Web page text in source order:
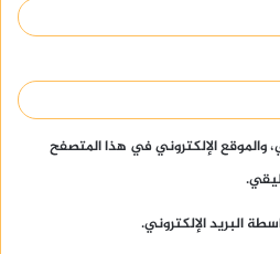
والموقع الإلكتروني في هذا المتصفح
البريد الإلكتروني.